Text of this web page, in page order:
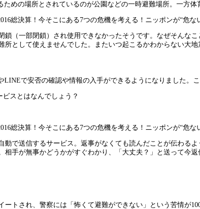
めの場所とされているのが公園などの一時避難場所。一方
総決算！今そこにある7つの危機を考える！ニッポンが“危な
鎖（一部閉鎖）され使用できなかったそうです。なぜそんな
所として使えませんでした。またいつ起こるかわからない大
で安否の確認や情報の入手ができるようになりました。
スとはなんでしょう？
総決算！今そこにある7つの危機を考える！ニッポンが“危な
動で送信するサービス。返事がなくても読んだことが伝わる
手が無事かどうかがすぐわかり、「大丈夫？」と送って今
トされ、警察には「怖くて避難ができない」という苦情が